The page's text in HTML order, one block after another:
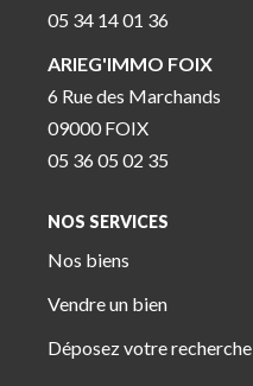
05 34 14 01 36
ARIEG'IMMO FOIX
6 Rue des Marchands
09000 FOIX
05 36 05 02 35
NOS SERVICES
Nos biens
Vendre un bien
Déposez votre recherche